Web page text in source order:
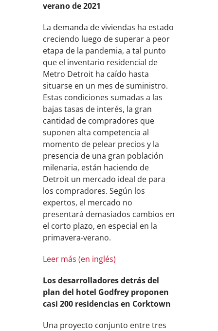
verano de 2021
La demanda de viviendas ha estado
creciendo luego de superar a peor
etapa de la pandemia, a tal punto
que el inventario residencial de
Metro Detroit ha caído hasta
situarse en un mes de suministro.
Estas condiciones sumadas a las
bajas tasas de interés, la gran
cantidad de compradores que
suponen alta competencia al
momento de pelear precios y la
presencia de una gran población
milenaria, están haciendo de
Detroit un mercado ideal de para
los compradores. Según los
expertos, el mercado no
presentará demasiados cambios en
el corto plazo, en especial en la
primavera-verano.
Leer más (en inglés)
Los desarrolladores detrás del
plan del hotel Godfrey proponen
casi 200 residencias en Corktown
Una proyecto conjunto entre tres